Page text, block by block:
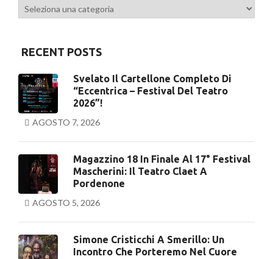
Categorie
RECENT POSTS
Svelato Il Cartellone Completo Di
“Eccentrica – Festival Del Teatro
2026”!
AGOSTO 7, 2026
Magazzino 18 In Finale Al 17° Festival
Mascherini: Il Teatro Claet A
Pordenone
AGOSTO 5, 2026
Simone Cristicchi A Smerillo: Un
Incontro Che Porteremo Nel Cuore